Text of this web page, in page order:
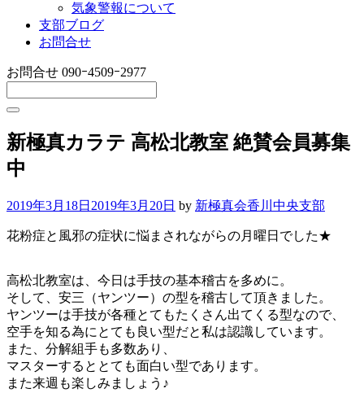
気象警報について
支部ブログ
お問合せ
お問合せ 090ｰ4509ｰ2977
新極真カラテ 高松北教室 絶賛会員募集
中
2019年3月18日 2019年3月20日 by 新極真会香川中央支部
花粉症と風邪の症状に悩まされながらの月曜日でした★
高松北教室は、今日は手技の基本稽古を多めに。
そして、安三（ヤンツー）の型を稽古して頂きました。
ヤンツーは手技が各種とてもたくさん出てくる型なので、
空手を知る為にとても良い型だと私は認識しています。
また、分解組手も多数あり、
マスターするととても面白い型であります。
また来週も楽しみましょう♪